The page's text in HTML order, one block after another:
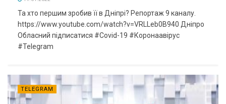
Та хто першим зробив її в Дніпрі? Репортаж 9 каналу.
https://www.youtube.com/watch?v=VRLLeb0B940 Дніпро
Обласний підписатися #Covid-19 #Коронаавірус
#Telegram
TELEGRAM